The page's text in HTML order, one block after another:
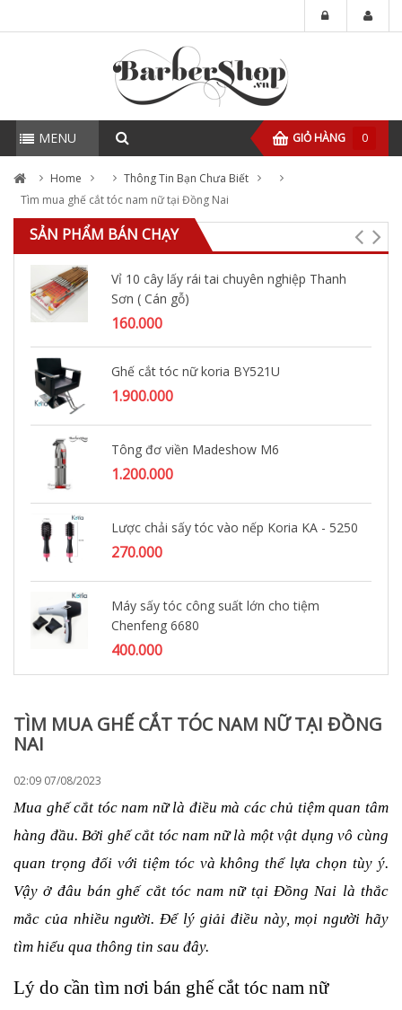
MENU GIỎ HÀNG 0
Home
Thông Tin Bạn Chưa Biết
Tìm mua ghế cắt tóc nam nữ tại Đồng Nai
SẢN PHẨM BÁN CHẠY
Vỉ 10 cây lấy rái tai chuyên nghiệp Thanh
Sơn ( Cán gỗ)
160.000
Ghế cắt tóc nữ koria BY521U
1.900.000
Tông đơ viền Madeshow M6
1.200.000
Lược chải sấy tóc vào nếp Koria KA - 5250
270.000
Máy sấy tóc công suất lớn cho tiệm
Chenfeng 6680
400.000
TÌM MUA GHẾ CẮT TÓC NAM NỮ TẠI ĐỒNG
NAI
02:09 07/08/2023
Mua ghế cắt tóc nam nữ là điều mà các chủ tiệm quan tâm
hàng đầu. Bởi ghế cắt tóc nam nữ là một vật dụng vô cùng
quan trọng đối với tiệm tóc và không thể lựa chọn tùy ý.
Vậy ở đâu bán ghế cắt tóc nam nữ tại Đồng Nai là thắc
mắc của nhiều người. Để lý giải điều này, mọi người hãy
tìm hiểu qua thông tin sau đây.
Lý do cần tìm nơi bán ghế cắt tóc nam nữ